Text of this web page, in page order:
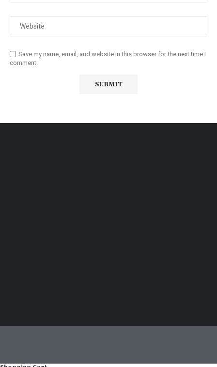
Save my name, email, and website in this browser for the next time I
comment.